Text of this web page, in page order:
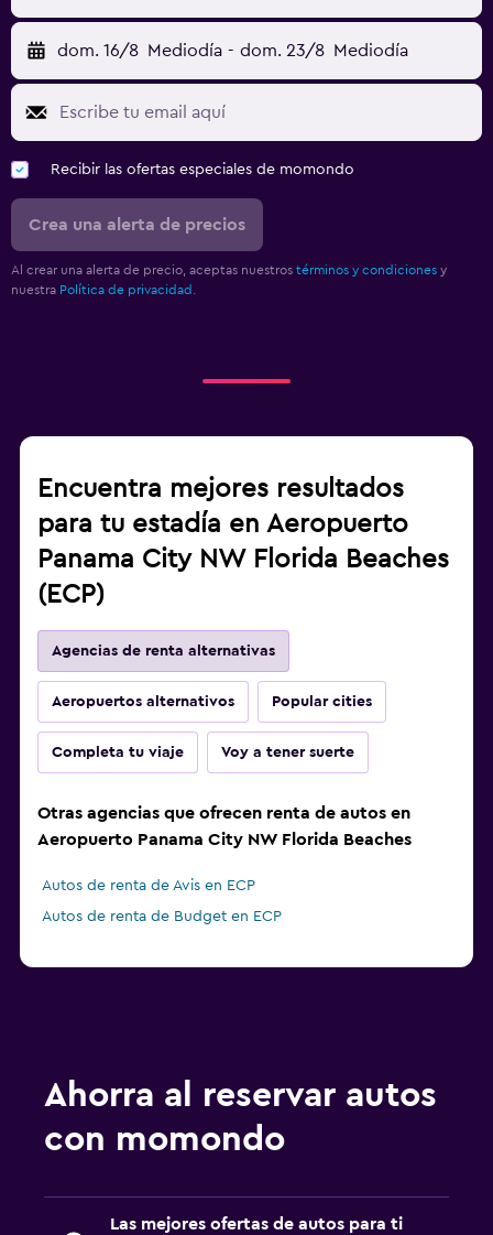
dom. 16/8 Mediodía - dom. 23/8 Mediodía
Recibir las ofertas especiales de momondo
Crea una alerta de precios
Al crear una alerta de precio, aceptas nuestros términos y condiciones y
nuestra Política de privacidad.
Encuentra mejores resultados
para tu estadía en Aeropuerto
Panama City NW Florida Beaches
(ECP)
Agencias de renta alternativas
Aeropuertos alternativos Popular cities
Completa tu viaje Voy a tener suerte
Otras agencias que ofrecen renta de autos en
Aeropuerto Panama City NW Florida Beaches
Autos de renta de Avis en ECP
Autos de renta de Budget en ECP
Ahorra al reservar autos
con momondo
Las mejores ofertas de autos para ti